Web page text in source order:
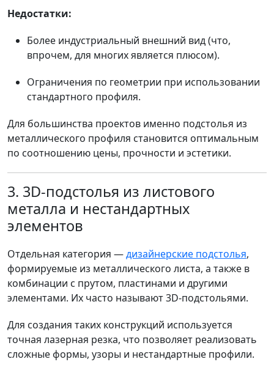
Недостатки:
Более индустриальный внешний вид (что,
впрочем, для многих является плюсом).
Ограничения по геометрии при использовании
стандартного профиля.
Для большинства проектов именно подстолья из
металлического профиля становится оптимальным
по соотношению цены, прочности и эстетики.
3. 3D-подстолья из листового
металла и нестандартных
элементов
Отдельная категория —дизайнерские подстолья,
формируемые из металлического листа, а также в
комбинации с прутом, пластинами и другими
элементами. Их часто называют 3D-подстольями.
Для создания таких конструкций используется
точная лазерная резка, что позволяет реализовать
сложные формы, узоры и нестандартные профили.